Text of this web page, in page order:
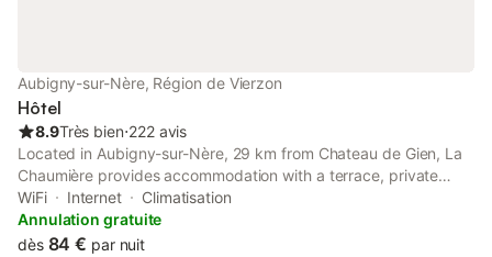
Aubigny-sur-Nère, Région de Vierzon
Hôtel
8.9Très bien⋅222 avis
Located in Aubigny-sur-Nère, 29 km from Chateau de Gien, La
Chaumière provides accommodation with a terrace, private
parking, a restaurant and a bar. With free WiFi, this 3-star hotel
offers luggage storage space. The hotel features family rooms.
WiFi Internet
Climatisation
Annulation gratuite
dès 84 € par nuit